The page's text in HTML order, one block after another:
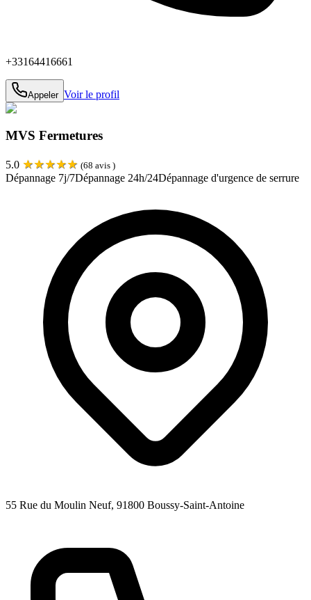
+33164416661
Appeler Voir le profil
MVS Fermetures
5.0 ★★★★★ (68 avis )
Dépannage 7j/7Dépannage 24h/24Dépannage d'urgence de serrure
55 Rue du Moulin Neuf, 91800 Boussy-Saint-Antoine